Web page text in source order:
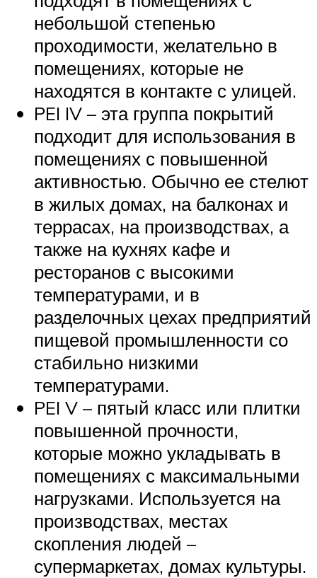
небольшой степенью
проходимости, желательно в
помещениях, которые не
находятся в контакте с улицей.
PEI IV – эта группа покрытий
подходит для использования в
помещениях с повышенной
активностью. Обычно ее стелют
в жилых домах, на балконах и
террасах, на производствах, а
также на кухнях кафе и
ресторанов с высокими
температурами, и в
разделочных цехах предприятий
пищевой промышленности со
стабильно низкими
температурами.
PEI V – пятый класс или плитки
повышенной прочности,
которые можно укладывать в
помещениях с максимальными
нагрузками. Используется на
производствах, местах
скопления людей –
супермаркетах, домах культуры.